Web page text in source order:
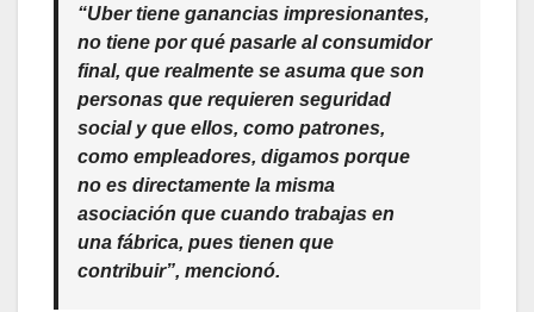
“Uber tiene ganancias impresionantes,
no tiene por qué pasarle al consumidor
final, que realmente se asuma que son
personas que requieren seguridad
social y que ellos, como patrones,
como empleadores, digamos porque
no es directamente la misma
asociación que cuando trabajas en
una fábrica, pues tienen que
contribuir”, mencionó.